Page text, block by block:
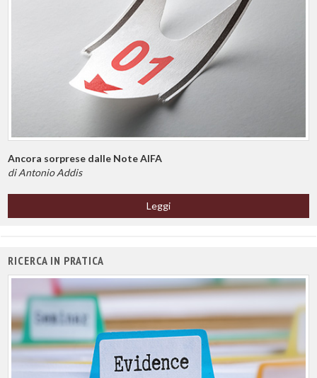
Ancora sorprese dalle Note AIFA
di Antonio Addis
Leggi
RICERCA IN PRATICA